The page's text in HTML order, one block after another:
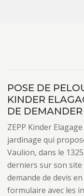
POSE DE
KINDER
DE
ZEPP Kinder
jardinage qui
Vaulion, dans le
derniers sur son
demande de devis
formulaire avec les